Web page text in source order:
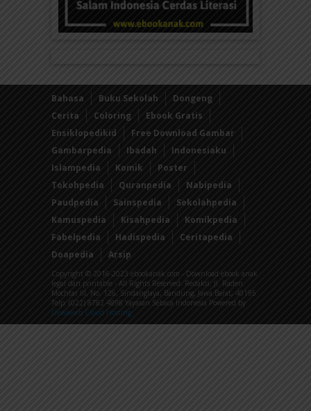
Bahasa Buku Sekolah
Dongeng
Cerita
Coloring
Ebook Gratis
Ensiklopedikid
Free Download Gambar
Gambarpedia
Ibadah
Indonesiaku
Islampedia
Komik
Poster
Tokohpedia
Quranpedia
Nabipedia
Paudpedia
Sainspedia
Sekolahpedia
Kamuspedia
Kisahpedia
Komikpedia
Fabelpedia
Hadispedia
Ceritapedia
Doapedia
Arsip
Copyright © 2016-2023 ebookanak.com - Download ebook anak
legal dan printable - All Rights Reserved. Redaksi: Jl. Raden
Mochtar III, No. 126, Sindanglaya, Bandung, Jawa Barat, 40195
Telp: (022) 8782 4898 Yayasan Sebaca Indonesia Powered by
Dewaweb Cloud Hosting